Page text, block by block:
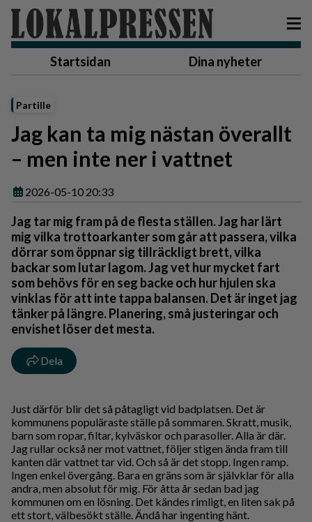
Startsidan Dina nyheter
Partille
Jag kan ta mig nästan överallt
– men inte ner i vattnet
2026-05-10 20:33
Jag tar mig fram på de flesta ställen. Jag har lärt
mig vilka trottoarkanter som går att passera, vilka
dörrar som öppnar sig tillräckligt brett, vilka
backar som lutar lagom. Jag vet hur mycket fart
som behövs för en seg backe och hur hjulen ska
vinklas för att inte tappa balansen. Det är inget jag
tänker på längre. Planering, små justeringar och
envishet löser det mesta.
Dela
Just därför blir det så påtagligt vid badplatsen. Det är
kommunens populäraste ställe på sommaren. Skratt, musik,
barn som ropar, filtar, kylväskor och parasoller. Alla är där.
Jag rullar också ner mot vattnet, följer stigen ända fram till
kanten där vattnet tar vid. Och så är det stopp. Ingen ramp.
Ingen enkel övergång. Bara en gräns som är självklar för alla
andra, men absolut för mig. För åtta år sedan bad jag
kommunen om en lösning. Det kändes rimligt, en liten sak på
ett stort, välbesökt ställe. Ändå har ingenting hänt.